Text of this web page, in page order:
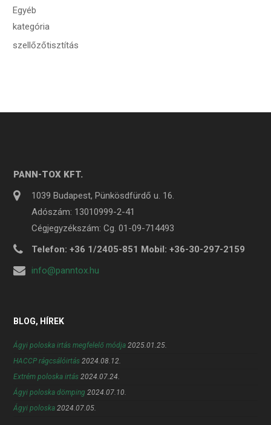
Egyéb
kategória
szellőzőtisztítás
PANN-TOX KFT.
1039 Budapest, Pünkösdfürdő u. 16.
Adószám: 13010999-2-41
Cégjegyzékszám: Cg. 01-09-714493
Telefon: +36 1/2405-851 Mobil: +36-30-297-2159
info@panntox.hu
BLOG, HÍREK
Ágyi poloska irtás megfelelő módja 2025.01.25.
HACCP rágcsálóirtás 2024.08.12.
Extrém poloska irtás 2024.07.24.
Ágyi poloska dömping 2024.07.10.
Ágyi poloska 2024.07.05.